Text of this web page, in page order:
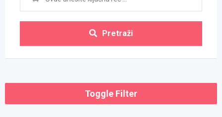
Pretraži
Toggle Filter